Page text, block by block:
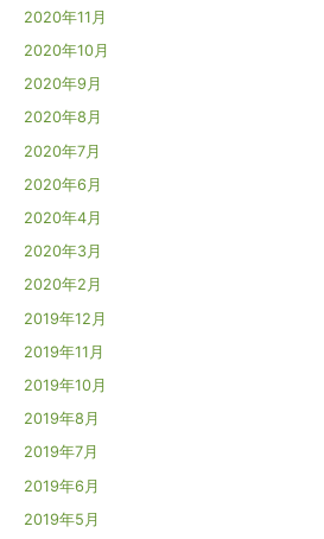
2020年11月
2020年10月
2020年9月
2020年8月
2020年7月
2020年6月
2020年4月
2020年3月
2020年2月
2019年12月
2019年11月
2019年10月
2019年8月
2019年7月
2019年6月
2019年5月